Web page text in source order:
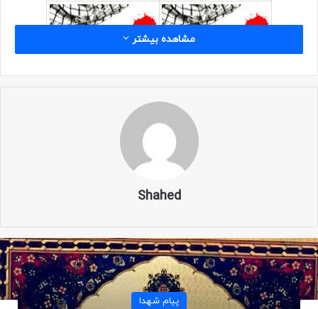
مشاهده بیشتر
Shahed
پیام شهدا